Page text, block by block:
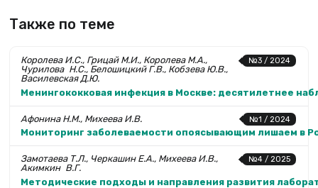
Также по теме
№3 / 2024
Королева И.С., Грицай М.И., Королева М.А.,
Чурилова Н.С., Белошицкий Г.В., Кобзева Ю.В.,
Василевская Д.Ю.
Менингококковая инфекция в Москве: десятилетнее
№1 / 2024
Афонина Н.М., Михеева И.В.
Мониторинг заболеваемости опоясывающим лишаем в
№4 / 2025
Замотаева Т.Л., Черкашин Е.А., Михеева И.В.,
Акимкин В.Г.
Методические подходы и направления развития